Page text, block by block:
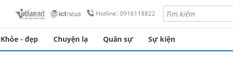
Hotline: 0916118822
Khỏe - đẹp Chuyện lạ Quân sự Sự kiện